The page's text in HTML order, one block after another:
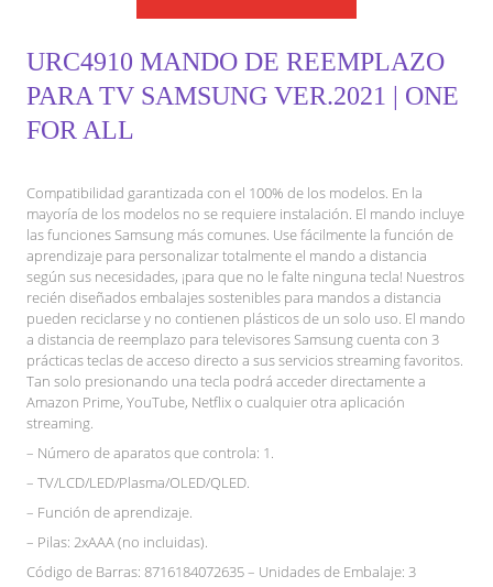
URC4910 MANDO DE REEMPLAZO
PARA TV SAMSUNG VER.2021 | ONE
FOR ALL
Compatibilidad garantizada con el 100% de los modelos. En la
mayoría de los modelos no se requiere instalación. El mando incluye
las funciones Samsung más comunes. Use fácilmente la función de
aprendizaje para personalizar totalmente el mando a distancia
según sus necesidades, ¡para que no le falte ninguna tecla! Nuestros
recién diseñados embalajes sostenibles para mandos a distancia
pueden reciclarse y no contienen plásticos de un solo uso. El mando
a distancia de reemplazo para televisores Samsung cuenta con 3
prácticas teclas de acceso directo a sus servicios streaming favoritos.
Tan solo presionando una tecla podrá acceder directamente a
Amazon Prime, YouTube, Netflix o cualquier otra aplicación
streaming.
– Número de aparatos que controla: 1.
– TV/LCD/LED/Plasma/OLED/QLED.
– Función de aprendizaje.
– Pilas: 2xAAA (no incluidas).
Código de Barras: 8716184072635 – Unidades de Embalaje: 3